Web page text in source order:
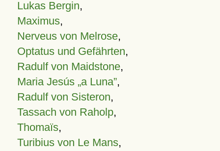
Lukas Bergin,
Maximus,
Nerveus von Melrose,
Optatus und Gefährten,
Radulf von Maidstone,
Maria Jesús „a Luna”,
Radulf von Sisteron,
Tassach von Raholp,
Thomaïs,
Turibius von Le Mans,